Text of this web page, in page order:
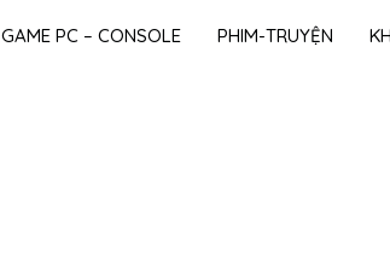
GAME PC – CONSOLE PHIM-TRUYỆN